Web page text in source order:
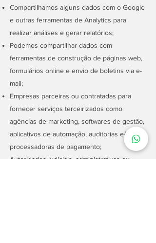
Compartilhamos alguns dados com o Google
e outras ferramentas de Analytics para
realizar análises e gerar relatórios;
Podemos compartilhar dados com
ferramentas de construção de páginas web,
formulários online e envio de boletins via e-
mail;
Empresas parceiras ou contratadas para
fornecer serviços terceirizados como
agências de marketing, softwares de gestão,
aplicativos de automação, auditorias e/ou
processadoras de pagamento;
Autoridades judiciais, administrativas ou